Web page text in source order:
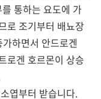
통하는 요도에 가
로 조기부터 배뇨장
하면서 안드로겐
로겐 호르몬이 상승
엽부터 받습니다.